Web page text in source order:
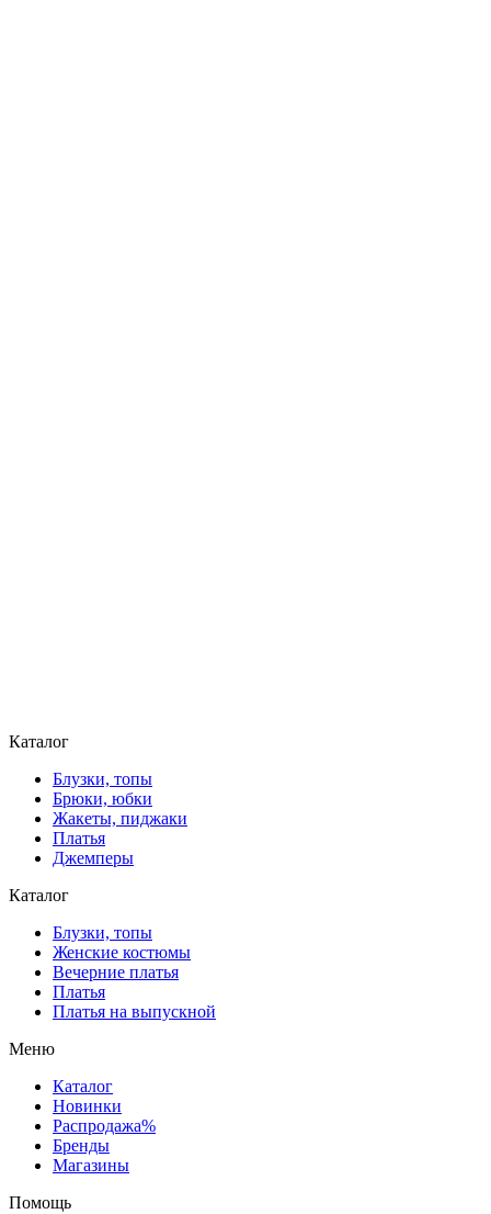
Каталог
Блузки, топы
Брюки, юбки
Жакеты, пиджаки
Платья
Джемперы
Каталог
Блузки, топы
Женские костюмы
Вечерние платья
Платья
Платья на выпускной
Меню
Каталог
Новинки
Распродажа%
Бренды
Магазины
Помощь